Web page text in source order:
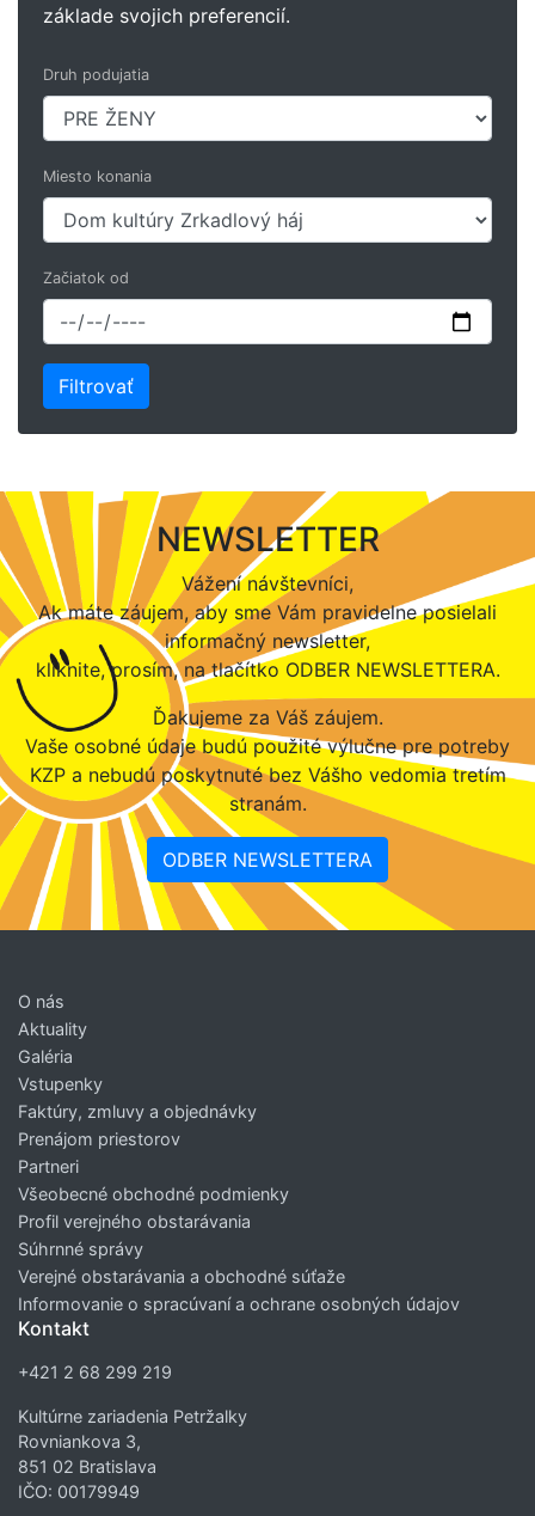
základe svojich preferencií.
Druh podujatia
Miesto konania
Začiatok od
NEWSLETTER
Vážení návštevníci,
Ak máte záujem, aby sme Vám pravidelne posielali
informačný newsletter,
kliknite, prosím, na tlačítko ODBER NEWSLETTERA.
Ďakujeme za Váš záujem.
Vaše osobné údaje budú použité výlučne pre potreby
KZP a nebudú poskytnuté bez Vášho vedomia tretím
stranám.
ODBER NEWSLETTERA
O nás
Aktuality
Galéria
Vstupenky
Faktúry, zmluvy a objednávky
Prenájom priestorov
Partneri
Všeobecné obchodné podmienky
Profil verejného obstarávania
Súhrnné správy
Verejné obstarávania a obchodné súťaže
Informovanie o spracúvaní a ochrane osobných údajov
Kontakt
+421 2 68 299 219
Kultúrne zariadenia Petržalky
Rovniankova 3,
851 02 Bratislava
IČO: 00179949